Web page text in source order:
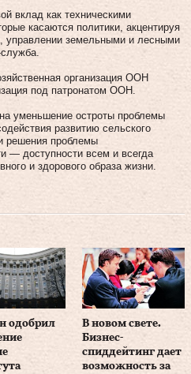
вклад как техническими
касаются политики, акцентируя
управлении земельными и лесными
организация ООН
под патронатом ООН.
уменьшение остроты проблемы
развитию сельского
решения проблемы
— доступности всем и всегда
и здорового образа жизни.
одобрил
В новом свете.
Бизнес-
спиддейтинг дает
возможность за